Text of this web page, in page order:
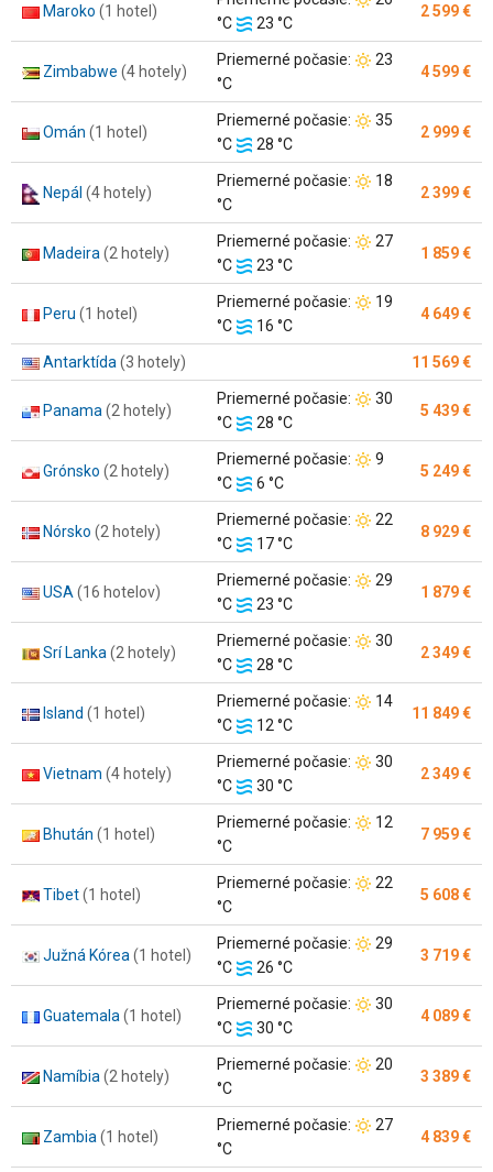
Maroko (1 hotel)
vzduchu:
°C
Teplota
vody:
23 °C
2 599 €
Zimbabwe (4 hotely)
Priemerné počasie:
Teplota
vzduchu:
23
°C
4 599 €
Omán (1 hotel)
Priemerné počasie:
Teplota
vzduchu:
35
°C
Teplota
vody:
28 °C
2 999 €
Nepál (4 hotely)
Priemerné počasie:
Teplota
vzduchu:
18
°C
2 399 €
Madeira (2 hotely)
Priemerné počasie:
Teplota
vzduchu:
27
°C
Teplota
vody:
23 °C
1 859 €
Peru (1 hotel)
Priemerné počasie:
Teplota
vzduchu:
19
°C
Teplota
vody:
16 °C
4 649 €
Antarktída (3 hotely) 11 569 €
Panama (2 hotely)
Priemerné počasie:
Teplota
vzduchu:
30
°C
Teplota
vody:
28 °C
5 439 €
Grónsko (2 hotely)
Priemerné počasie:
Teplota
vzduchu:
9
°C
Teplota
vody:
6 °C
5 249 €
Nórsko (2 hotely)
Priemerné počasie:
Teplota
vzduchu:
22
°C
Teplota
vody:
17 °C
8 929 €
USA (16 hotelov)
Priemerné počasie:
Teplota
vzduchu:
29
°C
Teplota
vody:
23 °C
1 879 €
Srí Lanka (2 hotely)
Priemerné počasie:
Teplota
vzduchu:
30
°C
Teplota
vody:
28 °C
2 349 €
Island (1 hotel)
Priemerné počasie:
Teplota
vzduchu:
14
°C
Teplota
vody:
12 °C
11 849 €
Vietnam (4 hotely)
Priemerné počasie:
Teplota
vzduchu:
30
°C
Teplota
vody:
30 °C
2 349 €
Bhután (1 hotel)
Priemerné počasie:
Teplota
vzduchu:
12
°C
7 959 €
Tibet(1 hotel)
Priemerné počasie:
Teplota
vzduchu:
22
°C
5 608 €
Južná Kórea (1 hotel)
Priemerné počasie:
Teplota
vzduchu:
29
°C
Teplota
vody:
26 °C
3 719 €
Guatemala (1 hotel)
Priemerné počasie:
Teplota
vzduchu:
30
°C
Teplota
vody:
30 °C
4 089 €
Namíbia (2 hotely)
Priemerné počasie:
Teplota
vzduchu:
20
°C
3 389 €
Zambia (1 hotel)
Priemerné počasie:
Teplota
vzduchu:
27
°C
4 839 €